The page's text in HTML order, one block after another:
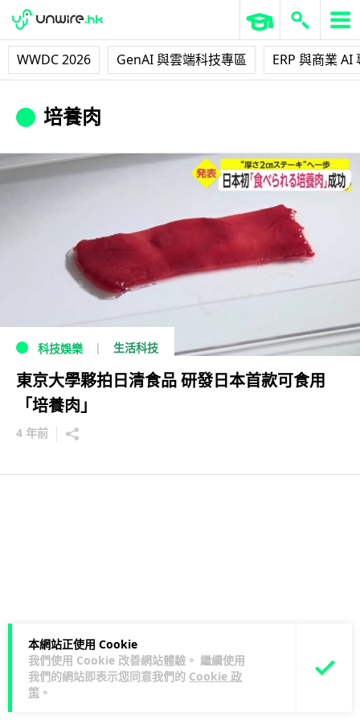
WWDC 2026 GenAI 與雲端科技專區 ERP 與商業 AI
本網站正使用 Cookie
我們使用 Cookie 改善網站體驗。 繼續使用
我們的網站即表示您同意我們的 Cookie 政
策 。
培養肉
科技娛樂 生活科技
東京大學夥拍日清食品 研發日本首款可食用
「培養肉」
4 年前